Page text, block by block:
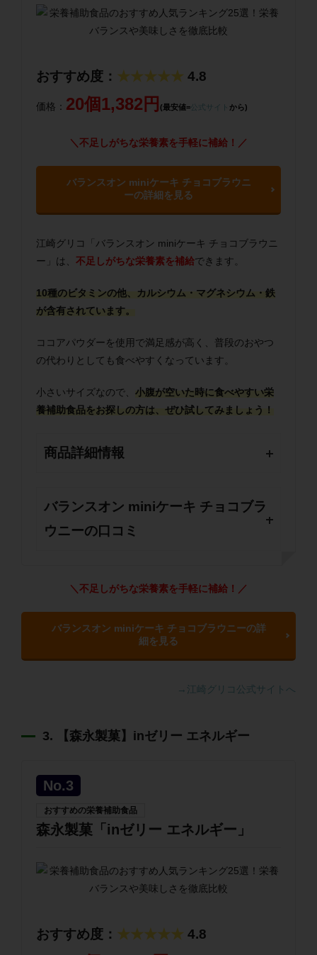
おすすめ度： ★★★★★ 4.8
価格： 20個1,382円 (最安値= 公式サイト から)
＼不足しがちな栄養素を手軽に補給！／
バランスオン miniケーキ チョコブラウニ
ーの詳細を見る
江崎グリコ「バランスオン miniケーキ チョコブラウニ
ー」は、 不足しがちな栄養素を補給できます。
10種のビタミンの他、カルシウム・マグネシウム・鉄
が含有されています。
ココアパウダーを使用で満足感が高く、普段のおやつ
の代わりとしても食べやすくなっています。
小さいサイズなので、 小腹が空いた時に食べやすい栄
養補助食品をお探しの方は、ぜひ試してみましょう！
商品詳細情報
バランスオン miniケーキ チョコブラ
ウニーの口コミ
＼不足しがちな栄養素を手軽に補給！／
バランスオン miniケーキ チョコブラウニーの詳
細を見る
→江崎グリコ公式サイトへ
3. 【森永製菓】inゼリー エネルギー
No.3
おすすめの栄養補助食品
森永製菓「inゼリー エネルギー」
おすすめ度： ★★★★★ 4.8